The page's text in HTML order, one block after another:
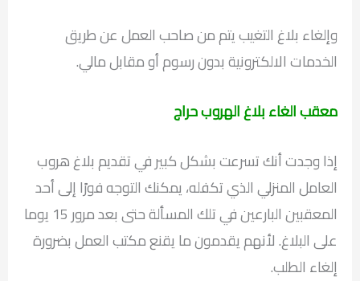
وإلغاء بلاغ التغيب يتم من صاحب العمل عن طريق
الخدمات الالكترونية بدون رسوم أو مقابل مالي.
معقب الغاء بلاغ الهروب حراج
إذا وجدت أنك تسرعت بشكل كبير في تقديم بلاغ هروب
العامل المنزلي الذي تكفله، يمكنك التوجه فورًا إلى أحد
المعقبين البارعين في تلك المسألة حتى بعد مرور 15 يوما
على البلاغ. لأنهم يقدمون ما يقنع مكتب العمل بضرورة
إلغاء الطلب.